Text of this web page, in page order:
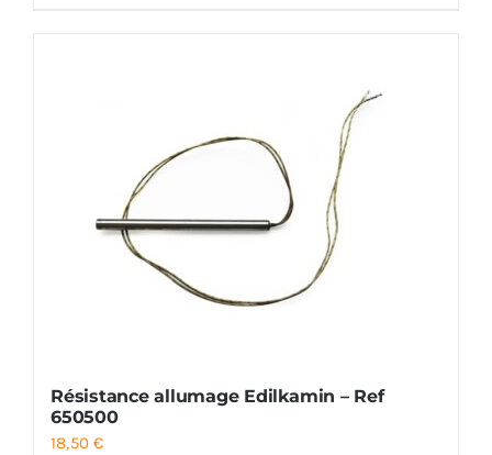
Résistance allumage Edilkamin – Ref
650500
18,50€